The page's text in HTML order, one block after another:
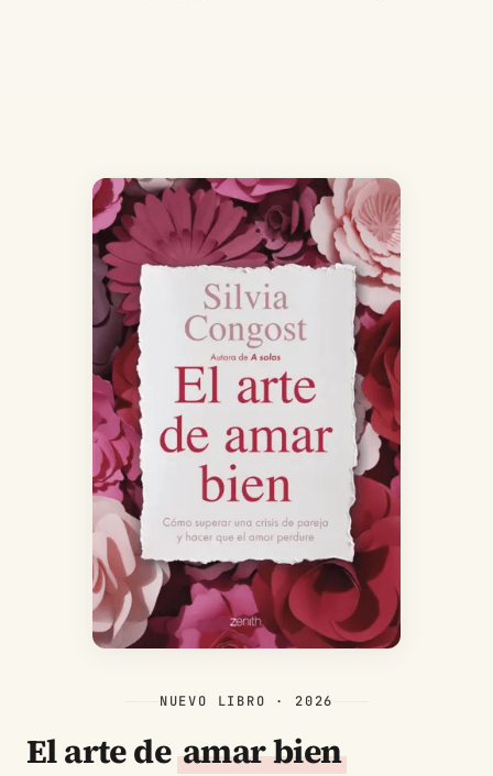
NUEVO LIBRO · 2026
El arte de amar bien